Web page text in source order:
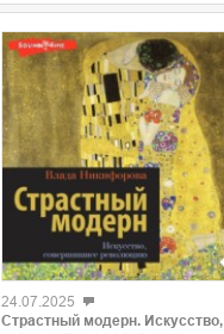
24.07.2025
Страстный модерн. Искусство,